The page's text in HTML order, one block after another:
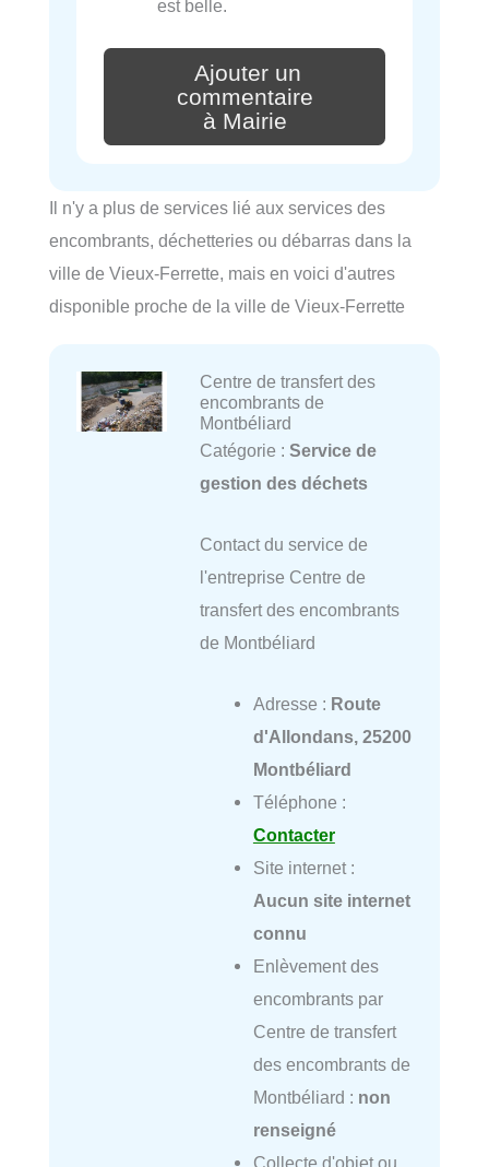
est belle.
Ajouter un
commentaire
à Mairie
Il n'y a plus de services lié aux services des
encombrants, déchetteries ou débarras dans la
ville de Vieux-Ferrette, mais en voici d'autres
disponible proche de la ville de Vieux-Ferrette
Centre de transfert des
encombrants de
Montbéliard
Catégorie : Service de
gestion des déchets
Contact du service de
l'entreprise Centre de
transfert des encombrants
de Montbéliard
Adresse : Route
d'Allondans, 25200
Montbéliard
Téléphone :
Contacter
Site internet :
Aucun site internet
connu
Enlèvement des
encombrants par
Centre de transfert
des encombrants de
Montbéliard : non
renseigné
Collecte d'objet ou